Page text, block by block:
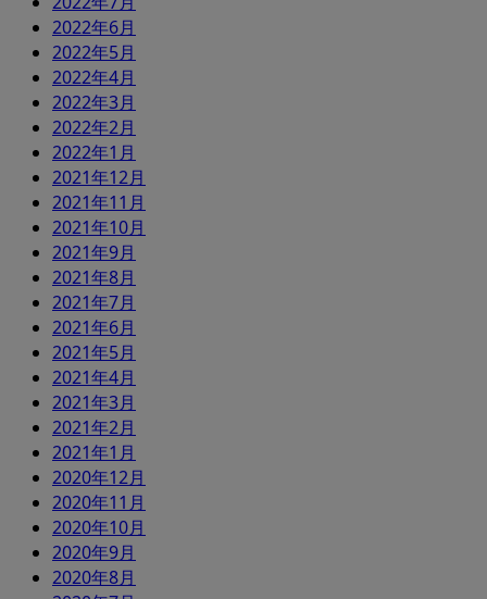
2022年6月
2022年5月
2022年4月
2022年3月
2022年2月
2022年1月
2021年12月
2021年11月
2021年10月
2021年9月
2021年8月
2021年7月
2021年6月
2021年5月
2021年4月
2021年3月
2021年2月
2021年1月
2020年12月
2020年11月
2020年10月
2020年9月
2020年8月